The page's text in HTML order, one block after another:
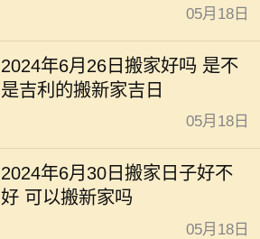
05月18日
2024年6月26日搬家好吗 是不
是吉利的搬新家吉日
05月18日
2024年6月30日搬家日子好不
好 可以搬新家吗
05月18日